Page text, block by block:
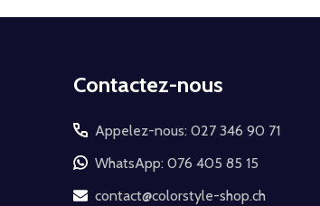
Contactez-nous
Appelez-nous: 027 346 90 71
WhatsApp: 076 405 85 15
contact@colorstyle-shop.ch